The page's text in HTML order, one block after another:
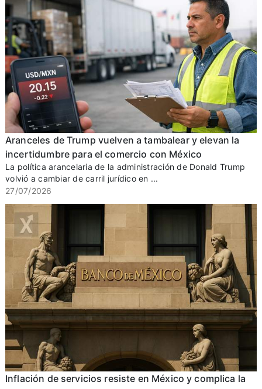
Aranceles de Trump vuelven a tambalear y elevan la
incertidumbre para el comercio con México
La política arancelaria de la administración de Donald Trump
volvió a cambiar de carril jurídico en ...
27/07/2026
Inflación de servicios resiste en México y complica la